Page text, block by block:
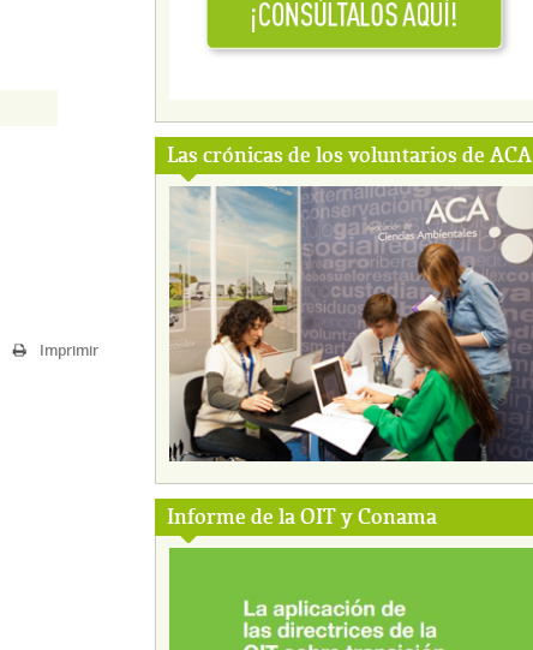
Las crónicas de los voluntarios de ACA
Informe de la OIT y Conama
Imprimir